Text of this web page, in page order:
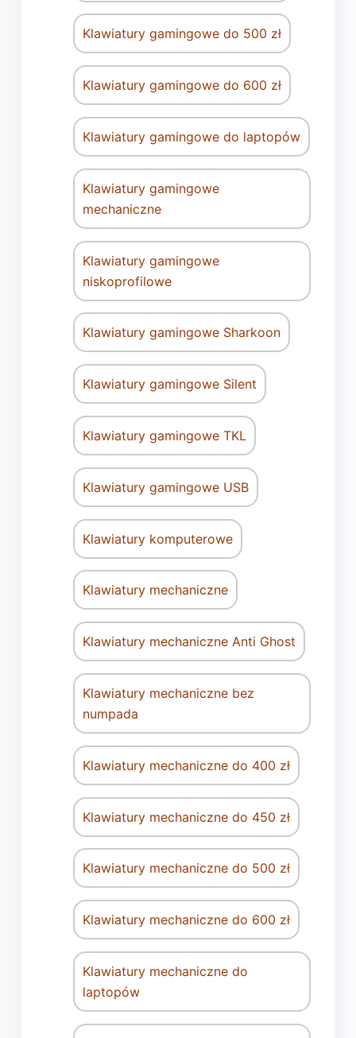
Klawiatury gamingowe do 500 zł
Klawiatury gamingowe do 600 zł
Klawiatury gamingowe do laptopów
Klawiatury gamingowe
mechaniczne
Klawiatury gamingowe
niskoprofilowe
Klawiatury gamingowe Sharkoon
Klawiatury gamingowe Silent
Klawiatury gamingowe TKL
Klawiatury gamingowe USB
Klawiatury komputerowe
Klawiatury mechaniczne
Klawiatury mechaniczne Anti Ghost
Klawiatury mechaniczne bez
numpada
Klawiatury mechaniczne do 400 zł
Klawiatury mechaniczne do 450 zł
Klawiatury mechaniczne do 500 zł
Klawiatury mechaniczne do 600 zł
Klawiatury mechaniczne do
laptopów